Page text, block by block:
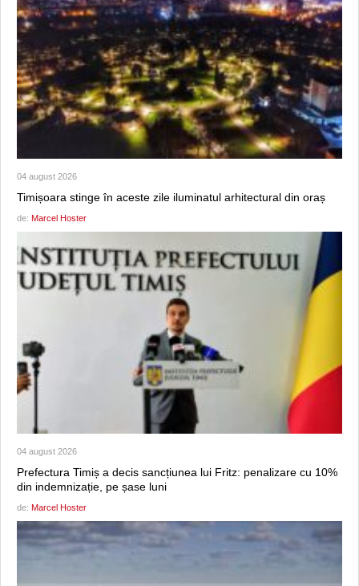
04 august 2026
Timișoara stinge în aceste zile iluminatul arhitectural din oraș
de: Marcel Hoster
04 august 2026
Prefectura Timiș a decis sancțiunea lui Fritz: penalizare cu 10%
din indemnizație, pe șase luni
de: Marcel Hoster